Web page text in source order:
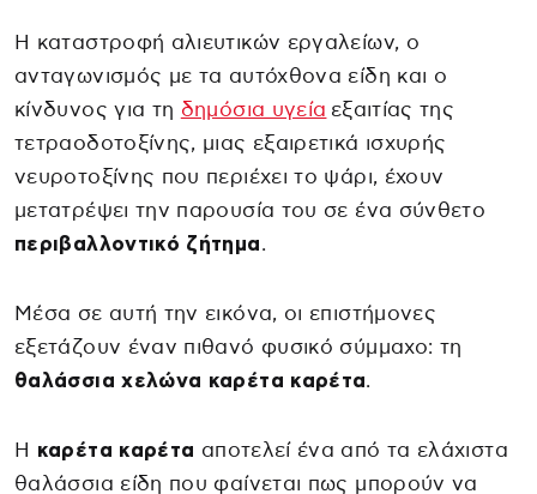
Η καταστροφή αλιευτικών εργαλείων, ο
ανταγωνισμός με τα αυτόχθονα είδη και ο
κίνδυνος για τη δημόσια υγεία εξαιτίας της
τετραοδοτοξίνης, μιας εξαιρετικά ισχυρής
νευροτοξίνης που περιέχει το ψάρι, έχουν
μετατρέψει την παρουσία του σε ένα σύνθετο
περιβαλλοντικό ζήτημα.
Μέσα σε αυτή την εικόνα, οι επιστήμονες
εξετάζουν έναν πιθανό φυσικό σύμμαχο: τη
θαλάσσια χελώνα καρέτα καρέτα.
Η καρέτα καρέτα αποτελεί ένα από τα ελάχιστα
θαλάσσια είδη που φαίνεται πως μπορούν να